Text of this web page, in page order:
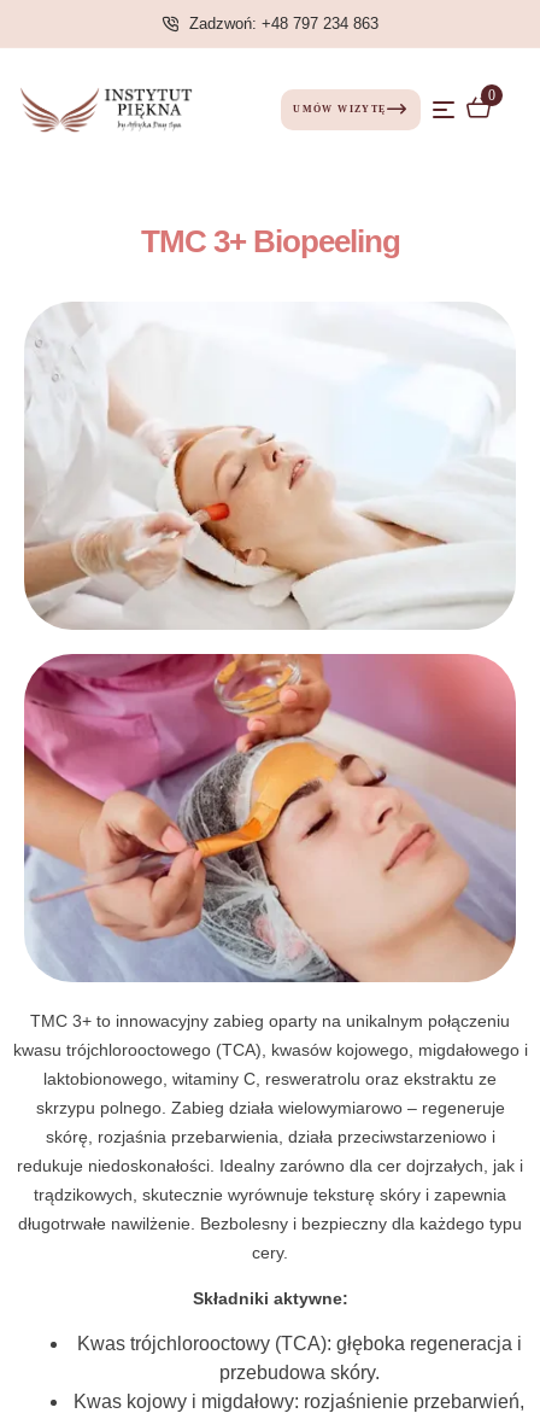
Zadzwoń: +48 797 234 863
UMÓW WIZYTĘ
0
TMC 3+ Biopeeling
TMC 3+ to innowacyjny zabieg oparty na unikalnym połączeniu
kwasu trójchlorooctowego (TCA), kwasów kojowego, migdałowego i
laktobionowego, witaminy C, resweratrolu oraz ekstraktu ze
skrzypu polnego. Zabieg działa wielowymiarowo – regeneruje
skórę, rozjaśnia przebarwienia, działa przeciwstarzeniowo i
redukuje niedoskonałości. Idealny zarówno dla cer dojrzałych, jak i
trądzikowych, skutecznie wyrównuje teksturę skóry i zapewnia
długotrwałe nawilżenie. Bezbolesny i bezpieczny dla każdego typu
cery.
Składniki aktywne:
Kwas trójchlorooctowy (TCA): głęboka regeneracja i
przebudowa skóry.
Kwas kojowy i migdałowy: rozjaśnienie przebarwień,